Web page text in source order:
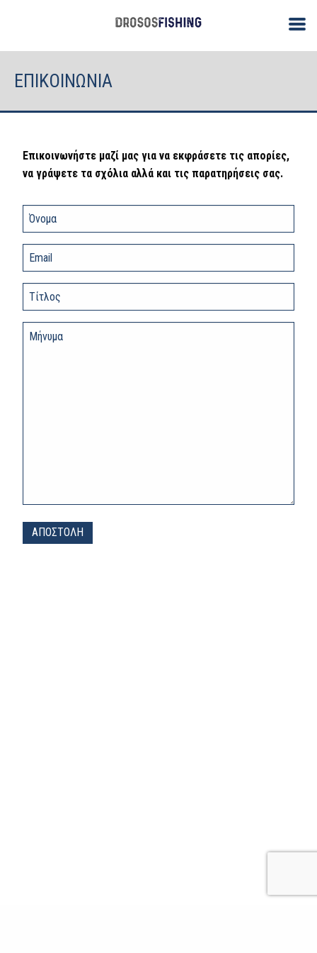
ΕΠΙΚΟΙΝΩΝΙΑ
Επικοινωνήστε μαζί μας για να εκφράσετε τις απορίες,
να γράψετε τα σχόλια αλλά και τις παρατηρήσεις σας.